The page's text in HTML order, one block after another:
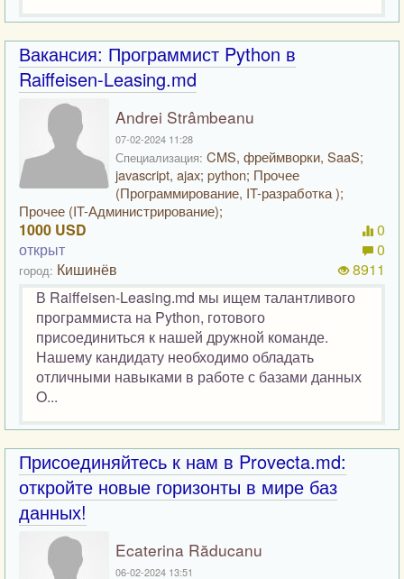
Вакансия: Программист Python в
Raiffeisen-Leasing.md
Andrei Strâmbeanu
07-02-2024 11:28
Специализация: CMS, фреймворки, SaaS;
javascript, ajax; python; Прочее
(Программирование, IT-разработка );
Прочее (IT-Администрирование);
1000 USD
открыт
город: Кишинёв
0
0
8911
В Raiffeisen-Leasing.md мы ищем талантливого
программиста на Python, готового
присоединиться к нашей дружной команде.
Нашему кандидату необходимо обладать
отличными навыками в работе с базами данных
O...
Присоединяйтесь к нам в Provecta.md:
откройте новые горизонты в мире баз
данных!
Ecaterina Răducanu
06-02-2024 13:51